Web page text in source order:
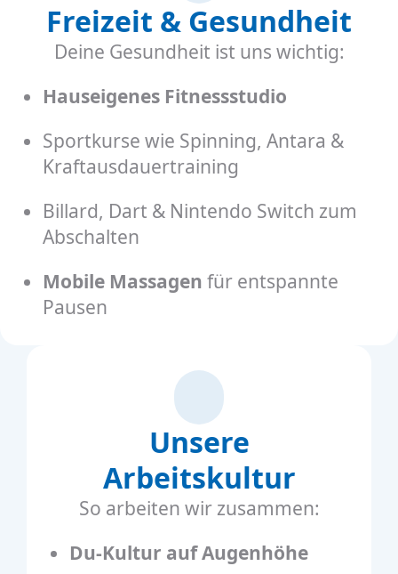
Freizeit & Gesundheit
Deine Gesundheit ist uns wichtig:
Hauseigenes Fitnessstudio
Sportkurse wie Spinning, Antara &
Kraftausdauertraining
Billard, Dart & Nintendo Switch zum
Abschalten
Mobile Massagen für entspannte
Pausen
Unsere
Arbeitskultur
So arbeiten wir zusammen:
Du-Kultur auf Augenhöhe